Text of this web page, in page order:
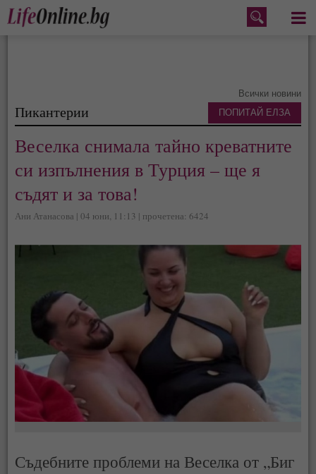
Меню
Всички новини
Пикантерии
Веселка снимала тайно креватните
си изпълнения в Турция – ще я
съдят и за това!
Ани Атанасова | 04 юни, 11:13 | прочетена: 6424
Съдебните проблеми на Веселка от „Биг
ПОПИТАЙ ЕЛЗА